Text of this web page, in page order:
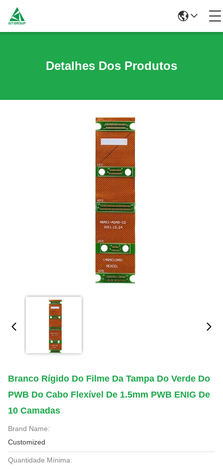
Detalhes Dos Produtos
Branco Rígido Do Filme Da Tampa Do Verde Do
PWB Do Cabo Flexível De 1.5mm PWB ENIG De
10 Camadas
Brand Name:
Customized
Quantidade Mínima: